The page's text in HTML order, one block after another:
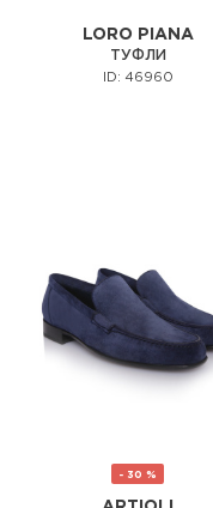
LORO PIANA
ТУФЛИ
ID: 46960
- 30 %